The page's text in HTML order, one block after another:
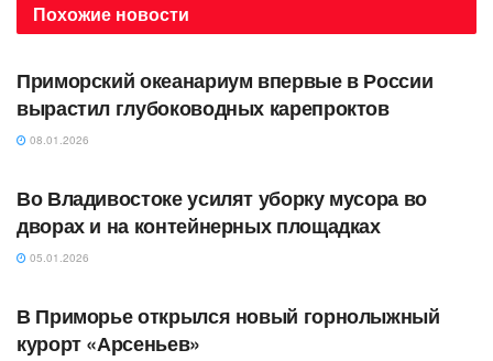
Похожие новости
АВТОРСКОЕ
Приморский океанариум впервые в России
вырастил глубоководных карепроктов
08.01.2026
Во Владивостоке усилят уборку мусора во
дворах и на контейнерных площадках
05.01.2026
В Приморье открылся новый горнолыжный
курорт «Арсеньев»